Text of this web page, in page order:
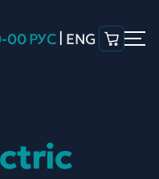
00РУС ENG